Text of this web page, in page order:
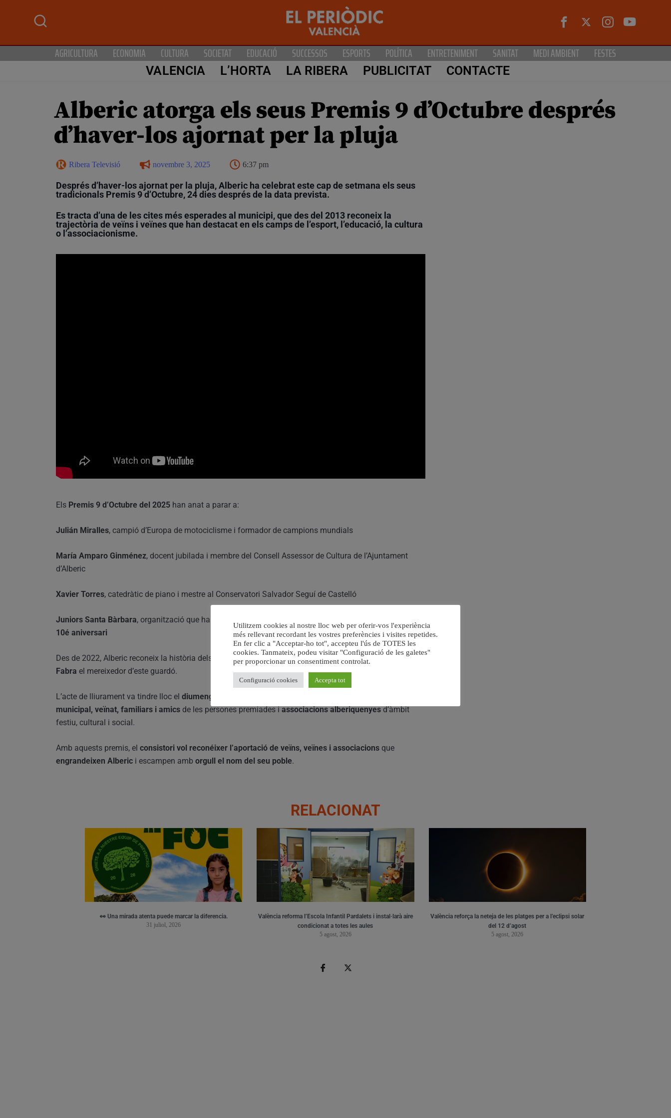
AGRICULTURA ECONOMIA CULTURA SOCIETAT EDUCACIÓ SUCCESSOS ESPORTS POLÍTICA ENTRETENIMENT SANITAT MEDI AMBIENT FESTES
VALENCIA L’HORTA LA RIBERA PUBLICITAT CONTACTE
Alberic atorga els seus Premis 9 d’Octubre després
d’haver-los ajornat per la pluja
Ribera Televisió novembre 3, 2025 6:37 pm
Després d’haver-los ajornat per la pluja, Alberic ha celebrat este cap de setmana els seus
tradicionals Premis 9 d’Octubre, 24 dies després de la data prevista.
Es tracta d’una de les cites més esperades al municipi, que des del 2013 reconeix la
trajectòria de veïns i veïnes que han destacat en els camps de l’esport, l’educació, la cultura
o l’associacionisme.
Els Premis 9 d’Octubre del 2025 han anat a parar a:
Julián Miralles, campió d’Europa de motociclisme i formador de campions mundials
María Amparo Ginménez, docent jubilada i membre del Consell Assessor de Cultura de l’Ajuntament
d’Alberic
Xavier Torres, catedràtic de piano i mestre al Conservatori Salvador Seguí de Castelló
Juniors Santa Bàrbara, organització que ha passat de 25 a més de 170 xiquets i xiquetes i celebra el seu
10é aniversari
Des de 2022, Alberic reconeix la història dels forns locals amb la Mona d’Or, sent enguanyJoaquin
Fabra el mereixedor d’este guardó.
L’acte de lliurament va tindre lloc el diumenge de matí en un saló de plens abarrotat
municipal, veïnat, familiars i amics de les persones premiades iassociacions alberiquenyesd’àmbit
festiu, cultural i social.
Amb aquests premis, el consistori vol reconéixer l’aportació de veïns, veïnes i associacions que
engrandeixen Alberic i escampen amb orgull el nom del seu poble.
RELACIONAT
👀 Una mirada atenta puede marcar la diferencia.
31 juliol, 2026
València reforma l’Escola Infantil Pardalets i instal·larà aire
condicionat a totes les aules
5 agost, 2026
València reforça la neteja de les platges per a l’eclipsi solar
del 12 d’agost
5 agost, 2026
Utilitzem cookies al nostre lloc web per oferir-vos l'experiència
més rellevant recordant les vostres preferències i visites repetides.
En fer clic a "Acceptar-ho tot", accepteu l'ús de TOTES les
cookies. Tanmateix, podeu visitar "Configuració de les galetes"
per proporcionar un consentiment controlat.
Configuració cookies Accepta tot